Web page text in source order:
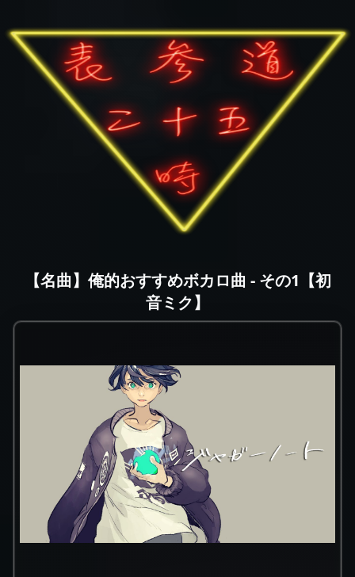
【名曲】俺的おすすめボカロ曲 - その1【初
音ミク】